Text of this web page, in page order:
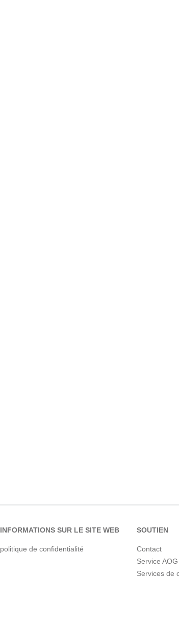
INFORMATIONS SUR LE SITE WEB
politique de confidentialité
SOUTIEN
Contact
Service AOG
Services de